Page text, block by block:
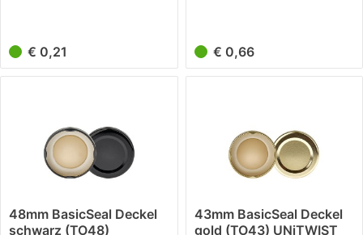
€ 0,21 € 0,66
48mm BasicSeal Deckel
schwarz (TO48)
43mm BasicSeal Deckel
gold (TO43) UNiTWIST